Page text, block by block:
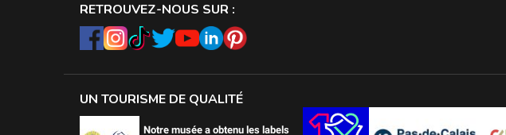
RETROUVEZ-NOUS SUR :
UN TOURISME DE QUALITÉ
Notre musée a obtenu les labels